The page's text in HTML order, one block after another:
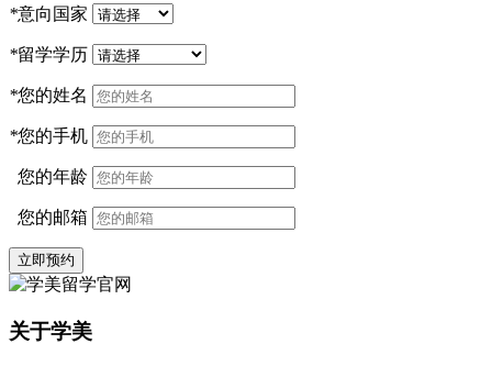
*意向国家
*留学学历
*您的姓名
*您的手机
您的年龄
您的邮箱
立即预约
关于学美